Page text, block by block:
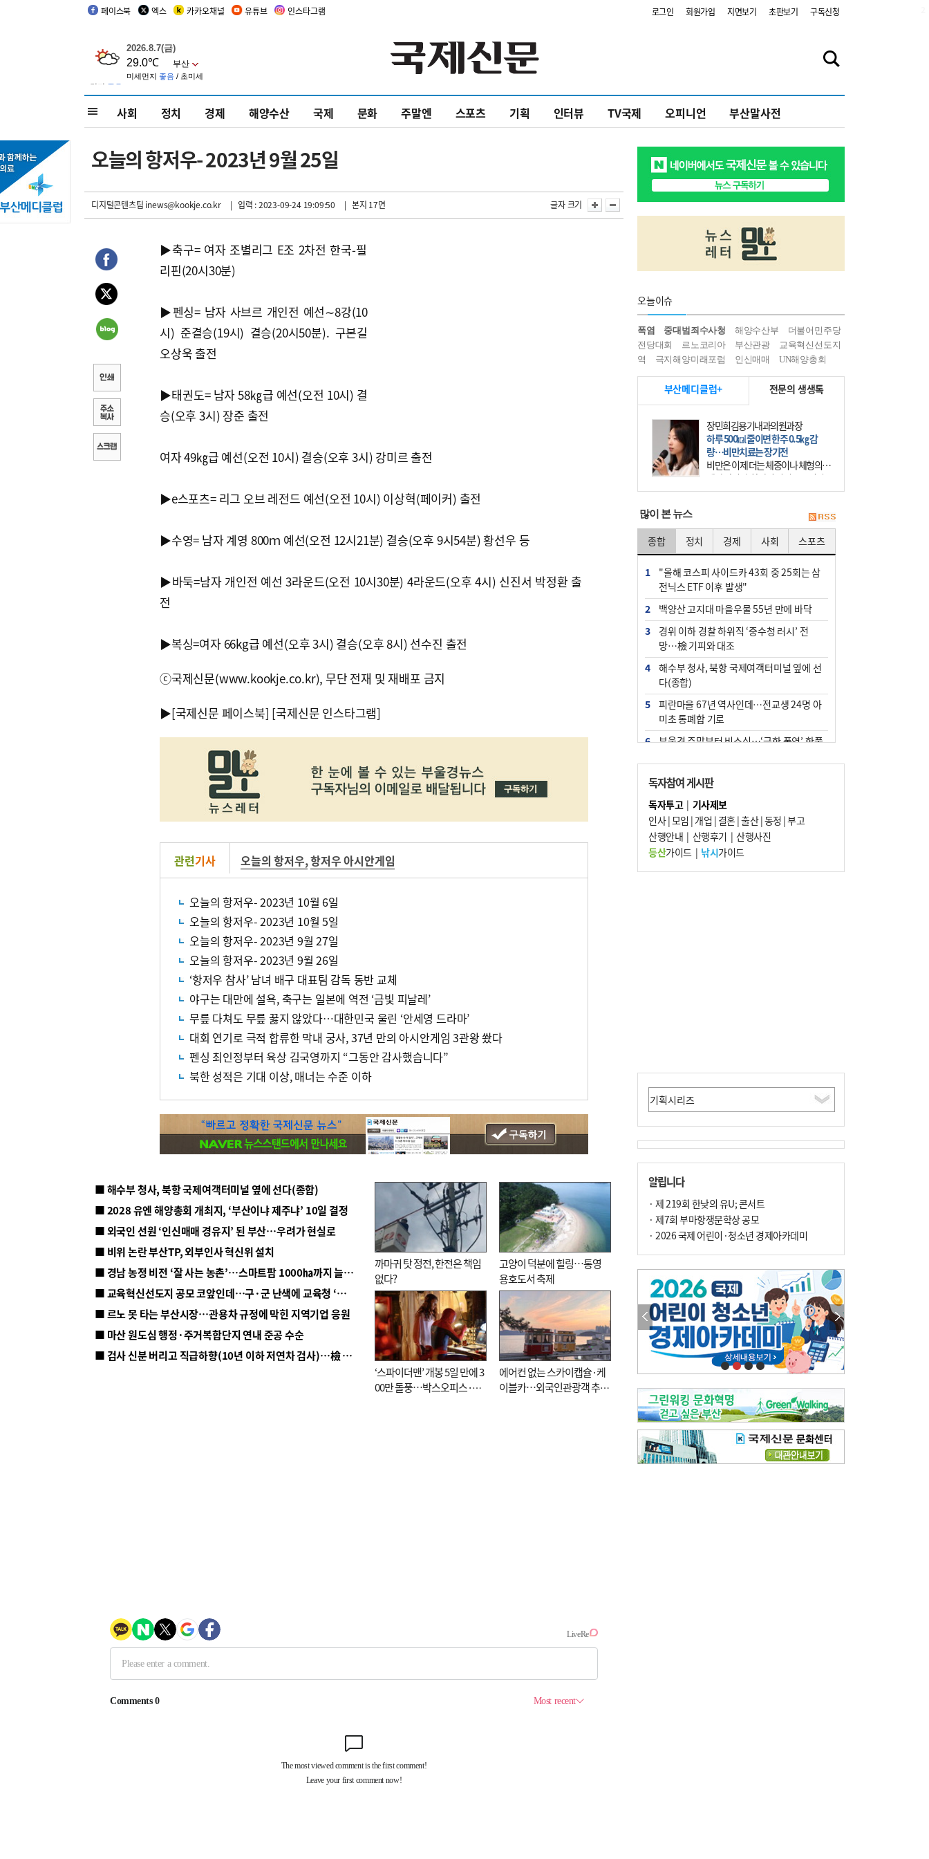
페이스북 엑스 카카오채널 유튜브 인스타그램 로그인 회원가입 지면보기 초판보기 구독신청
사회 정치 경제 해양수산 국제 문화 주말엔 스포츠 기획 인터뷰 TV국제 오피니언 부산말사전
오늘의 항저우- 2023년 9월 25일
디지털콘텐츠팀 inews@kookje.co.kr | 입력 : 2023-09-24 19:09:50 | 본지 17면 글자 크기
▶축구= 여자 조별리그 E조 2차전 한국-필
리핀(20시30분)
▶펜싱= 남자 사브르 개인전 예선∼8강(10
시) 준결승(19시) 결승(20시50분). 구본길
오상욱 출전
▶태권도= 남자 58㎏급 예선(오전 10시) 결
승(오후 3시) 장준 출전
여자 49㎏급 예선(오전 10시) 결승(오후 3시) 강미르 출전
▶e스포츠= 리그 오브 레전드 예선(오전 10시) 이상혁(페이커) 출전
▶수영= 남자 계영 800ｍ 예선(오전 12시21분) 결승(오후 9시54분) 황선우 등
▶바둑=남자 개인전 예선 3라운드(오전 10시30분) 4라운드(오후 4시) 신진서 박정환 출
전
▶복싱=여자 66kg급 예선(오후 3시) 결승(오후 8시) 선수진 출전
ⓒ국제신문(www.kookje.co.kr), 무단 전재 및 재배포 금지
▶[국제신문 페이스북] [국제신문 인스타그램]
관련기사 오늘의 항저우,항저우 아시안게임
오늘의 항저우- 2023년 10월 6일
오늘의 항저우- 2023년 10월 5일
오늘의 항저우- 2023년 9월 27일
오늘의 항저우- 2023년 9월 26일
‘항저우 참사’ 남녀 배구 대표팀 감독 동반 교체
야구는 대만에 설욕, 축구는 일본에 역전 ‘금빛 피날레’
무릎 다쳐도 무릎 꿇지 않았다…대한민국 울린 ‘안세영 드라마’
대회 연기로 극적 합류한 막내 궁사, 37년 만의 아시안게임 3관왕 쐈다
펜싱 최인정부터 육상 김국영까지 “그동안 감사했습니다”
북한 성적은 기대 이상, 매너는 수준 이하
■ 해수부 청사, 북항 국제여객터미널 옆에 선다(종합)
■ 2028 유엔 해양총회 개최지, ‘부산이냐 제주냐’ 10일 결정
■ 외국인 선원 ‘인신매매 경유지’ 된 부산…우려가 현실로
■ 비위 논란 부산TP, 외부인사 혁신위 설치
■ 경남 농정 비전 ‘잘 사는 농촌’…스마트팜 1000㏊까지 늘린다
■ 교육혁신선도지 공모 코앞인데…구·군 난색에 교육청 ‘쩔쩔’
■ 르노 못 타는 부산시장…관용차 규정에 막힌 지역기업 응원
■ 마산 원도심 행정·주거복합단지 연내 준공 수순
■ 검사 신분 버리고 직급하향(10년 이하 저연차 검사)…檢 중수청행 기피
까마귀 탓 정전, 한전은 책임
없다?
고양이 덕분에 힐링…통영
용호도서 축제
‘스파이더맨’ 개봉 5일 만에 3
00만 돌풍…박스오피스·예
에어컨 없는 스카이캡슐·케
이블카…외국인관광객 추억
오늘이슈
폭염 중대범죄수사청 해양수산부
더불어민주당
전당대회
르노코리아 부산관광
교육혁신선도지
역
극지해양미래포럼 인신매매 UN해양총회
부산메디클럽+ 전문의 생생톡
장민희김용기내과의원과장
하루 500㎉ 줄이면 한주 0.5㎏ 감
량…비만치료는 장기전
비만은 이제 더는 체중이나 체형의 문
제가 아니다. 하나의 질병으로 인지
하고 치료와 관리를 해야 한다. 세계
많이 본 뉴스
종합 정치 경제 사회 스포츠
1
"올해 코스피 사이드카 43회 중 25회는 삼
전닉스 ETF 이후 발생"
2
백양산 고지대 마을우물 55년 만에 바닥
3
경위 이하 경찰 하위직 ‘중수청 러시’ 전
망…檢 기피와 대조
4
해수부 청사, 북항 국제여객터미널 옆에 선
다(종합)
5
피란마을 67년 역사인데…전교생 24명 아
미초 통폐합 기로
6
부울경 주말부터 비소식…‘극한 폭염’ 한풀
7
“낙동강권 삼락·을숙도·다대포 연결해 서
부산 관광 키우자”
8
오늘의 날씨- 2026년 8월 7일
9
외국인 선원 ‘인신매매 경유지’ 된 부산…
우려가 현실로
10 [사설] 해수부 신청사 북항으로 확정, 해양
독자참여 게시판
독자투고| 기사제보
인사|모임 | 개업 | 결혼|출산|동정 |부고
산행안내 | 산행후기 | 산행사진
등산가이드| 낚시가이드
알립니다
· 제 219회 한낮의 유U; 콘서트
· 제7회 부마항쟁문학상 공모
· 2026 국제 어린이·청소년 경제아카데미